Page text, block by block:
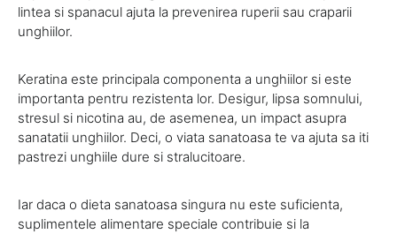
lintea si spanacul ajuta la prevenirea ruperii sau craparii
unghiilor.
Keratina este principala componenta a unghiilor si este
importanta pentru rezistenta lor. Desigur, lipsa somnului,
stresul si nicotina au, de asemenea, un impact asupra
sanatatii unghiilor. Deci, o viata sanatoasa te va ajuta sa iti
pastrezi unghiile dure si stralucitoare.
Iar daca o dieta sanatoasa singura nu este suficienta,
suplimentele alimentare speciale contribuie si la